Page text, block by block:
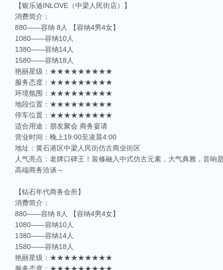
【银乐迪INLOVE（中梁人民街店）】
消费简介：
880——容纳 8人 【容纳4男4女】
1080——容纳10人
1380——容纳14人
1580——容纳18人
艳丽星级：★★★★★★★★★
服务态度：★★★★★★★★★
环境氛围：★★★★★★★★★
地段位置：★★★★★★★★★
停车位置：★★★★★★★★★
适合用途：朋友聚会 商务宴请
营业时间：晚上19:00至凌晨4:00
地址：黄石港区中梁人民街仿古商业街区
人气亮点：老牌口碑王！装修融入中式仿古元素，大气典雅，音
高端商务洽谈～
【钻石年代商务会所】
消费简介：
880——容纳 8人 【容纳4男4女】
1080——容纳10人
1380——容纳14人
1580——容纳18人
艳丽星级：★★★★★★★★★